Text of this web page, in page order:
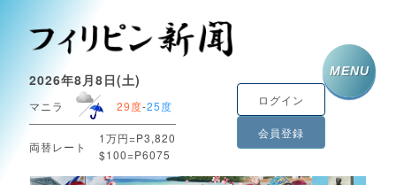
2026年8月8日(土)
マニラ 29度-25度
両替レート
1万円=P3,820
$100=P6075
ログイン
会員登録
MENU